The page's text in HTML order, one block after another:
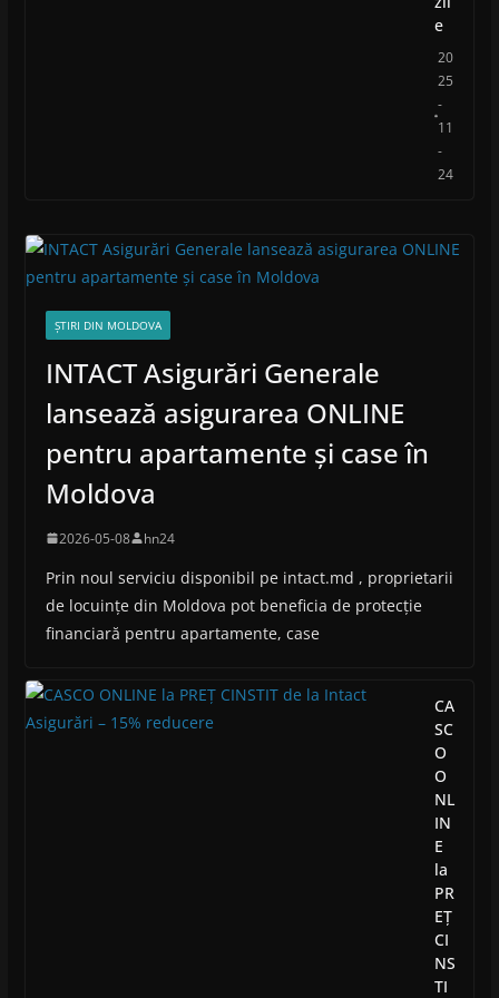
e
20
25
-
11
-
24
ȘTIRI DIN MOLDOVA
INTACT Asigurări Generale
lansează asigurarea ONLINE
pentru apartamente și case în
Moldova
2026-05-08 hn24
Prin noul serviciu disponibil pe intact.md , proprietarii
de locuințe din Moldova pot beneficia de protecție
financiară pentru apartamente, case
CA
SC
O
O
NL
IN
E
la
PR
EȚ
CI
NS
TI